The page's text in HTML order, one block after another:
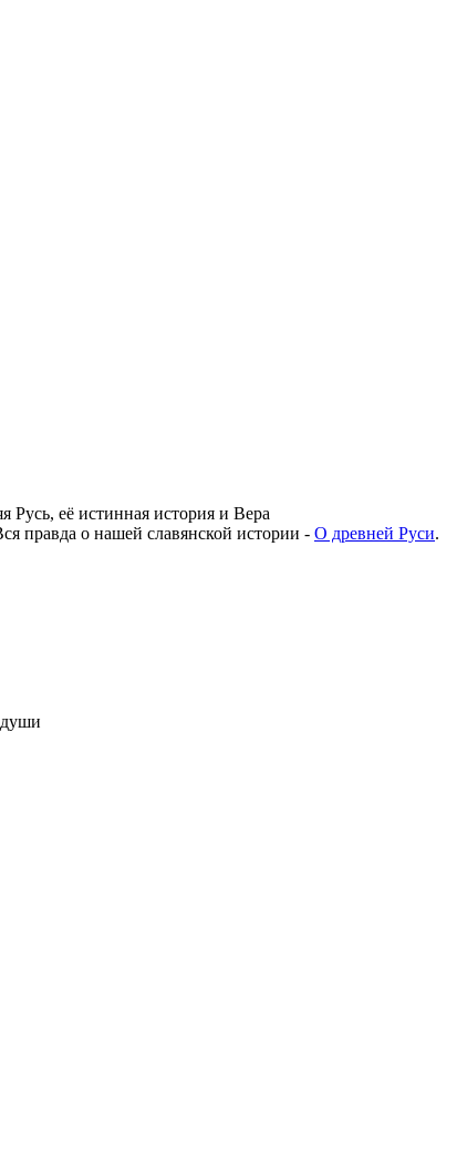
Русь, её истинная история и Вера
правда о нашей славянской истории - О древней Руси.
души